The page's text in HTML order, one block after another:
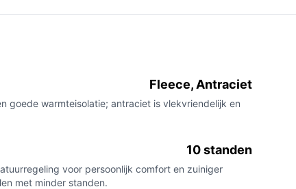
Fleece, Antraciet
goede warmteisolatie; antraciet is vlekvriendelijk en
10 standen
voor persoonlijk comfort en zuiniger
met minder standen.